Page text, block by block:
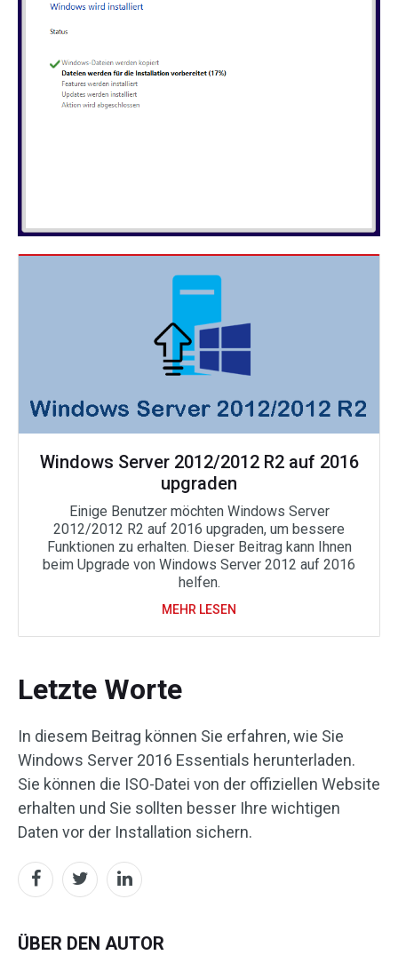
Windows Server 2012/2012 R2 auf 2016
upgraden
Einige Benutzer möchten Windows Server
2012/2012 R2 auf 2016 upgraden, um bessere
Funktionen zu erhalten. Dieser Beitrag kann Ihnen
beim Upgrade von Windows Server 2012 auf 2016
helfen.
MEHR LESEN
Letzte Worte
In diesem Beitrag können Sie erfahren, wie Sie
Windows Server 2016 Essentials herunterladen.
Sie können die ISO-Datei von der offiziellen Website
erhalten und Sie sollten besser Ihre wichtigen
Daten vor der Installation sichern.
ÜBER DEN AUTOR